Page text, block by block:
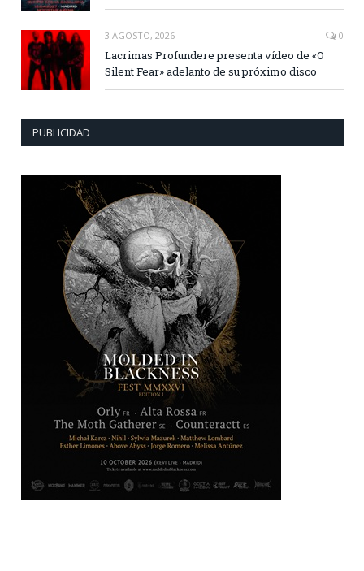
3 AGOSTO, 2026 0
Lacrimas Profundere presenta vídeo de «O
Silent Fear» adelanto de su próximo disco
PUBLICIDAD